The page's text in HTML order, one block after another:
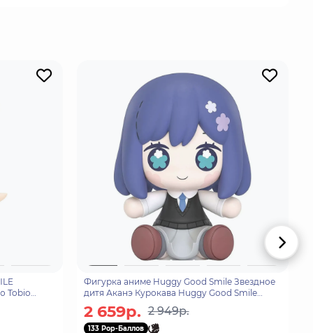
Tobio
Фигурка аниме Huggy Good Smile Звездное
дитя Аканэ Курокава Huggy Good Smile
2 659р. 2 949р.
133 Pop-Баллов